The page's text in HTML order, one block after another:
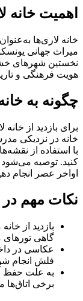
اهمیت خانه
خانه لاری‌ها
میراث جهانی
نخستین شهرهای
هویت فرهنگی و
چگونه به
برای بازدید از
خانه در نزدیکی
با استفاده از
کنید. توصیه می‌شود
اواخر عصر انجام
نکات مهم در
بازدید از
گاهی
عکاسی در
فلش انجام
به علت حفظ
برخی